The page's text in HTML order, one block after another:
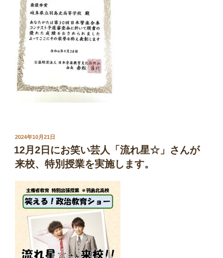
投
稿
日:
2024年10月21日
12月2日にお笑い芸人「流れ星☆」さんが
来校、特別授業を実施します。